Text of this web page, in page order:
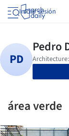
Iniciar sesión
área verde